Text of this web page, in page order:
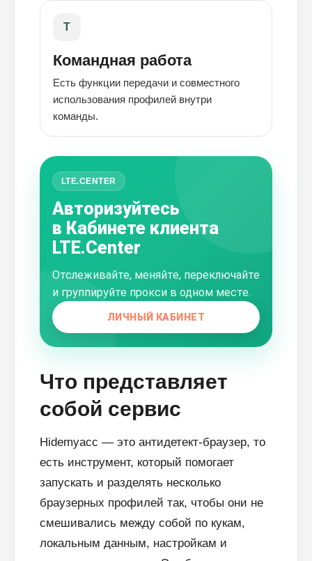
T
Командная работа
Есть функции передачи и совместного
использования профилей внутри
команды.
LTE.CENTER
Авторизуйтесь
в Кабинете клиента
LTE.Center
Отслеживайте, меняйте, переключайте
и группируйте прокси в одном месте.
ЛИЧНЫЙ КАБИНЕТ
Что представляет
собой сервис
Hidemyacc — это антидетект-браузер, то
есть инструмент, который помогает
запускать и разделять несколько
браузерных профилей так, чтобы они не
смешивались между собой по кукам,
локальным данным, настройкам и